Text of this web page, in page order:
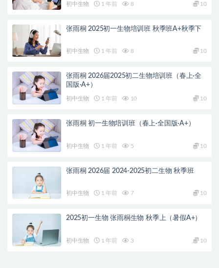
初中生物 1 年前 8 10
张雨桐 2025初一生物培训班 秋季班A+秋季下
初中生物 1 年前 8 10
张雨桐 2026届2025初二生物培训班（春上·全
国版·A+）
初中生物 1 年前 10 10
张雨桐 初一生物培训班（春上·全国版·A+）
初中生物 1 年前 5 10
张雨桐 2026届 2024-2025初二生物 秋季班
初中生物 1 年前 7 10
2025初一生物 张雨桐生物 秋季上（暑假A+）
初中生物 1 年前 3 10